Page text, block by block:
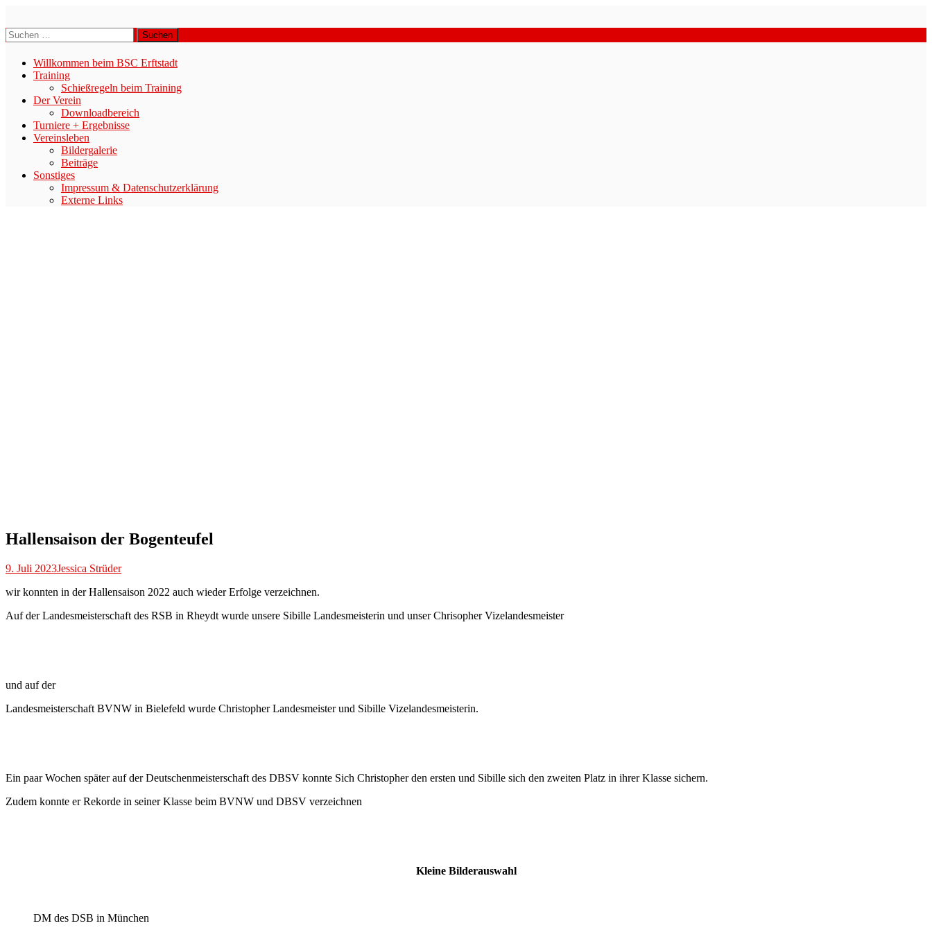
springen
BSC-ERFTSTADT E.V.
Suchen
nach:
Willkommen beim BSC Erftstadt
Training
Schießregeln beim Training
Der Verein
Downloadbereich
Turniere + Ergebnisse
Vereinsleben
Bildergalerie
Beiträge
Sonstiges
Impressum & Datenschutzerklärung
Externe Links
Hallensaison der Bogenteufel
9. Juli 2023Jessica Strüder
wir konnten in der Hallensaison 2022 auch wieder Erfolge verzeichnen.
Auf der Landesmeisterschaft des RSB in Rheydt wurde unsere Sibille Landesmeisterin und unser Chrisopher Vizelandesmeister
und auf der
Landesmeisterschaft BVNW in Bielefeld wurde Christopher Landesmeister und Sibille Vizelandesmeisterin.
Ein paar Wochen später auf der Deutschenmeisterschaft des DBSV konnte Sich Christopher den ersten und Sibille sich den zweiten Platz in ihrer Klasse sichern.
Zudem konnte er Rekorde in seiner Klasse beim BVNW und DBSV verzeichnen
Kleine Bilderauswahl
DM des DSB in München